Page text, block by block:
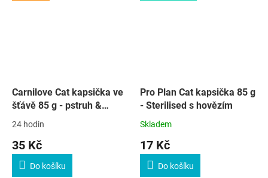
Carnilove Cat kapsička ve
šťávě 85 g - pstruh &
echinacea
24 hodin
35 Kč
Do košíku
Pro Plan Cat kapsička 85 g
- Sterilised s hovězím
Skladem
17 Kč
Do košíku